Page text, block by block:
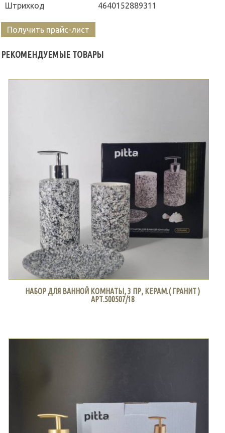
Штрихкод
4640152889311
Получить прайс-лист
РЕКОМЕНДУЕМЫЕ ТОВАРЫ
НАБОР ДЛЯ ВАННОЙ КОМНАТЫ, 3 ПР, КЕРАМ.( ГРАНИТ )
АРТ.500507/18